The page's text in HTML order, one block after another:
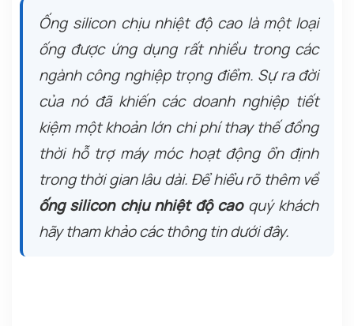
Ống silicon chịu nhiệt độ cao là một loại
ống được ứng dụng rất nhiều trong các
ngành công nghiệp trọng điểm. Sự ra đời
của nó đã khiến các doanh nghiệp tiết
kiệm một khoản lớn chi phí thay thế đồng
thời hỗ trợ máy móc hoạt động ổn định
trong thời gian lâu dài. Để hiểu rõ thêm về
ống silicon chịu nhiệt độ cao quý khách
hãy tham khảo các thông tin dưới đây.